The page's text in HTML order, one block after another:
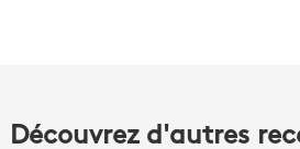
Découvrez d'autres